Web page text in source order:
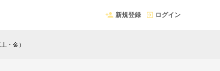
新規登録 ログイン
・金）